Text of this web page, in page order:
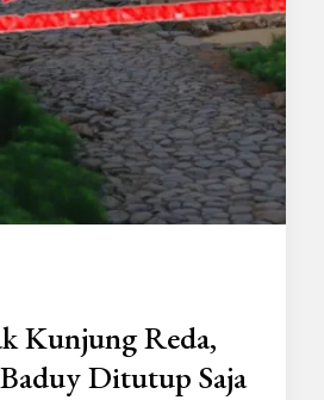
Kunjung Reda,
Ditutup Saja